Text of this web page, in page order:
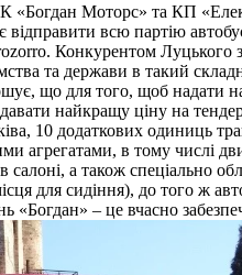
Моторс» та КП
всю партію
Конкурентом
та держави в такий
що для того, щоб надати
найкращу ціну на
10 додаткових одиниць
агрегатами, в тому
в салоні, а також
для сидіння), до того ж
«Богдан» – це вчасно